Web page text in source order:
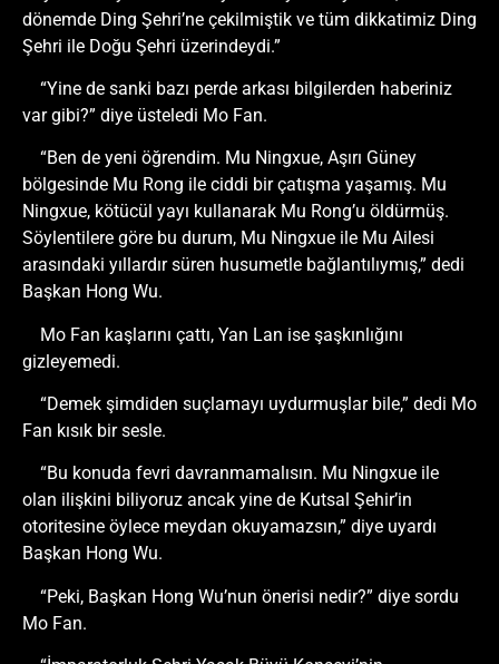
dönemde Ding Şehri’ne çekilmiştik ve tüm dikkatimiz Ding
Şehri ile Doğu Şehri üzerindeydi.”
“Yine de sanki bazı perde arkası bilgilerden haberiniz
var gibi?” diye üsteledi Mo Fan.
“Ben de yeni öğrendim. Mu Ningxue, Aşırı Güney
bölgesinde Mu Rong ile ciddi bir çatışma yaşamış. Mu
Ningxue, kötücül yayı kullanarak Mu Rong’u öldürmüş.
Söylentilere göre bu durum, Mu Ningxue ile Mu Ailesi
arasındaki yıllardır süren husumetle bağlantılıymış,” dedi
Başkan Hong Wu.
Mo Fan kaşlarını çattı, Yan Lan ise şaşkınlığını
gizleyemedi.
“Demek şimdiden suçlamayı uydurmuşlar bile,” dedi Mo
Fan kısık bir sesle.
“Bu konuda fevri davranmamalısın. Mu Ningxue ile
olan ilişkini biliyoruz ancak yine de Kutsal Şehir’in
otoritesine öylece meydan okuyamazsın,” diye uyardı
Başkan Hong Wu.
“Peki, Başkan Hong Wu’nun önerisi nedir?” diye sordu
Mo Fan.